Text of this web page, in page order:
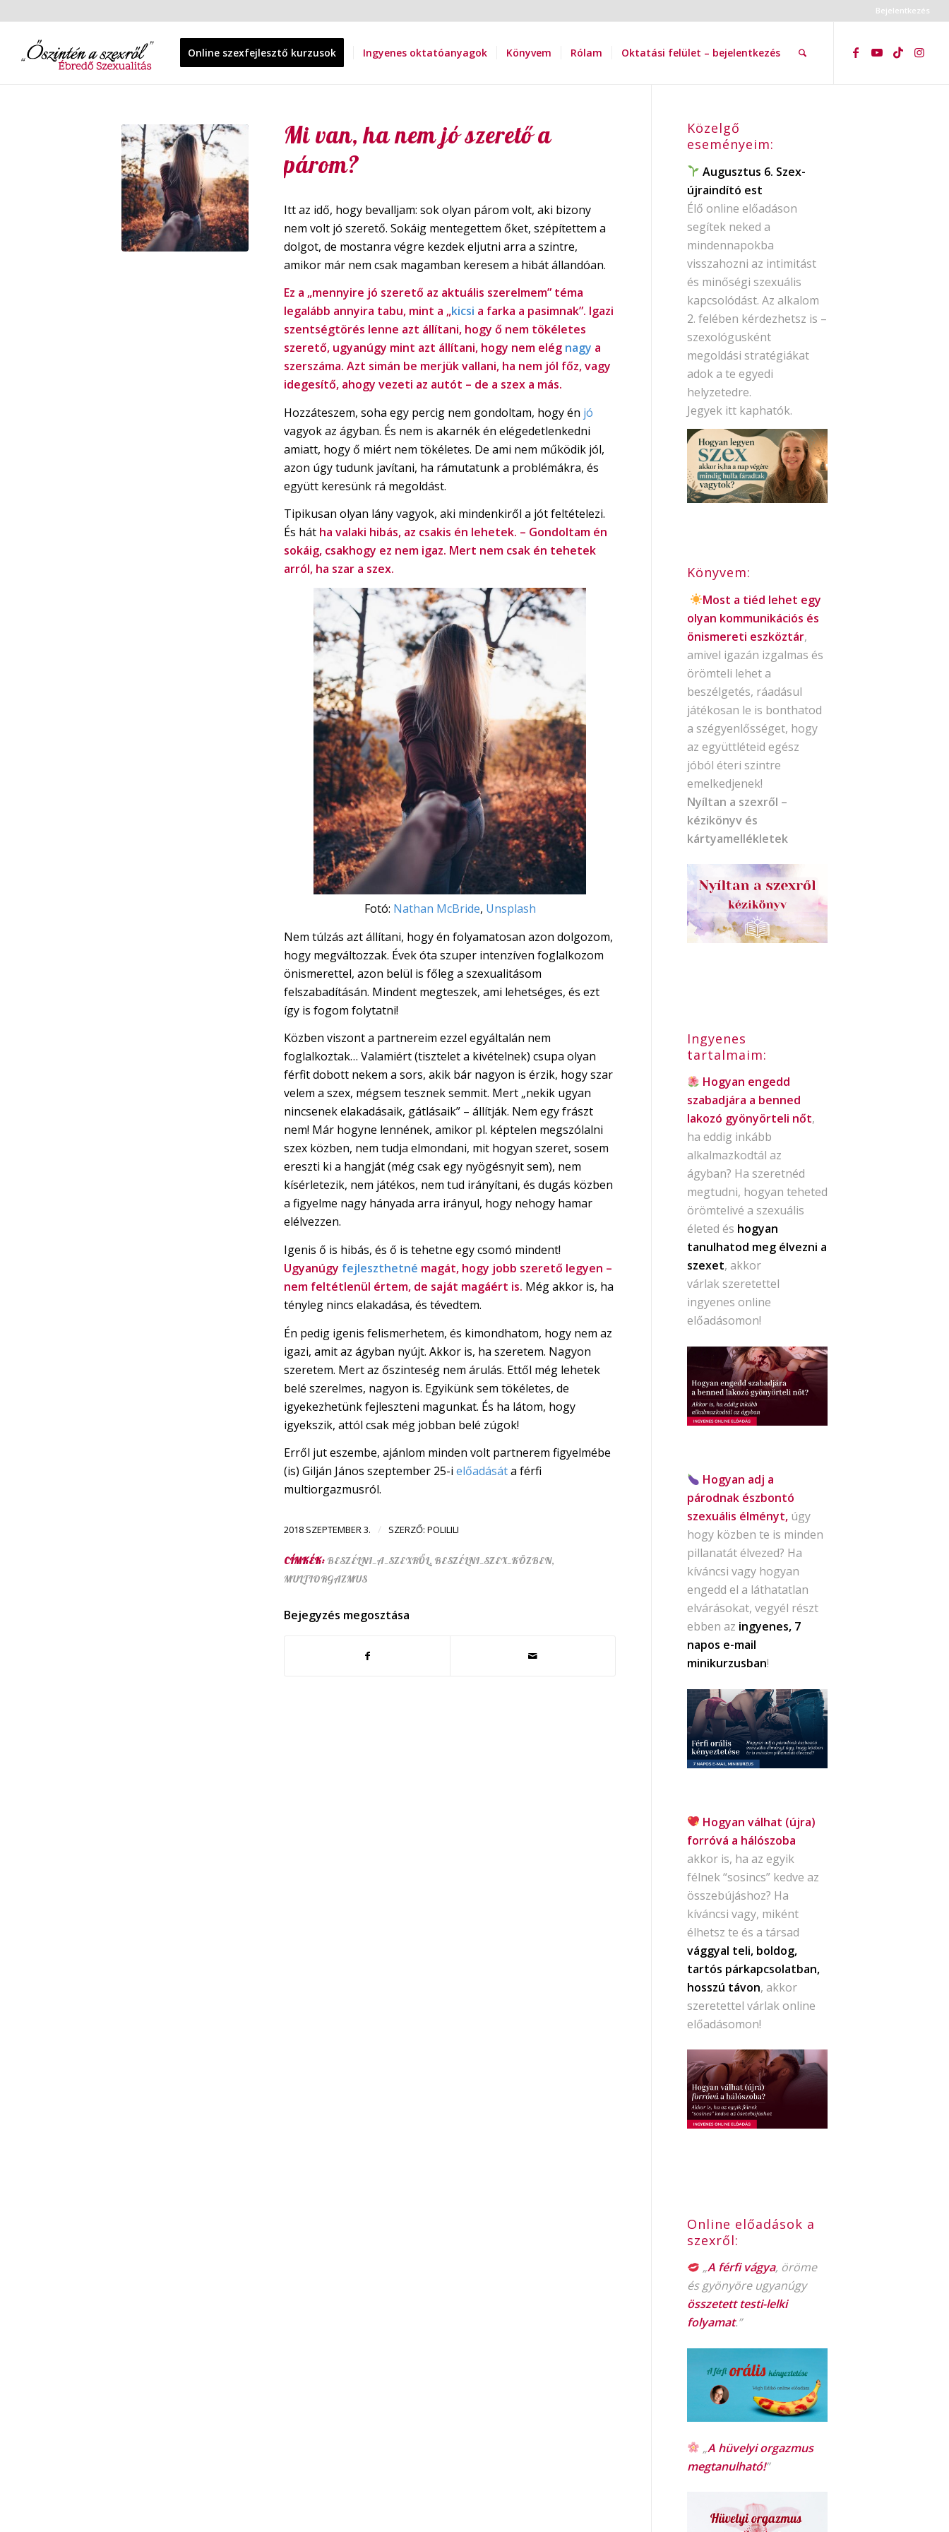
Bejelentkezés
Online szexfejlesztő kurzusok Ingyenes oktatóanyagok Könyvem Rólam Oktatási felület – bejelentkezés
Mi van, ha nem jó szerető a
párom?
Itt az idő, hogy bevalljam: sok olyan párom volt, aki bizony
nem volt jó szerető. Sokáig mentegettem őket, szépítettem a
dolgot, de mostanra végre kezdek eljutni arra a szintre,
amikor már nem csak magamban keresem a hibát állandóan.
Ez a „mennyire jó szerető az aktuális szerelmem” téma
legalább annyira tabu, mint a „kicsi a farka a pasimnak”. Igazi
szentségtörés lenne azt állítani, hogy ő nem tökéletes
szerető, ugyanúgy mint azt állítani, hogy nem elég nagy a
szerszáma. Azt simán be merjük vallani, ha nem jól főz, vagy
idegesítő, ahogy vezeti az autót – de a szex a más.
Hozzáteszem, soha egy percig nem gondoltam, hogy én jó
vagyok az ágyban. És nem is akarnék én elégedetlenkedni
amiatt, hogy ő miért nem tökéletes. De ami nem működik jól,
azon úgy tudunk javítani, ha rámutatunk a problémákra, és
együtt keresünk rá megoldást.
Tipikusan olyan lány vagyok, aki mindenkiről a jót feltételezi.
És hát ha valaki hibás, az csakis én lehetek. – Gondoltam én
sokáig, csakhogy ez nem igaz. Mert nem csak én tehetek
arról, ha szar a szex.
Fotó: Nathan McBride, Unsplash
Nem túlzás azt állítani, hogy én folyamatosan azon dolgozom,
hogy megváltozzak. Évek óta szuper intenzíven foglalkozom
önismerettel, azon belül is főleg a szexualitásom
felszabadításán. Mindent megteszek, ami lehetséges, és ezt
így is fogom folytatni!
Közben viszont a partnereim ezzel egyáltalán nem
foglalkoztak… Valamiért (tisztelet a kivételnek) csupa olyan
férfit dobott nekem a sors, akik bár nagyon is érzik, hogy szar
velem a szex, mégsem tesznek semmit. Mert „nekik ugyan
nincsenek elakadásaik, gátlásaik” – állítják. Nem egy frászt
nem! Már hogyne lennének, amikor pl. képtelen megszólalni
szex közben, nem tudja elmondani, mit hogyan szeret, sosem
ereszti ki a hangját (még csak egy nyögésnyit sem), nem
kísérletezik, nem játékos, nem tud irányítani, és dugás közben
a figyelme nagy hányada arra irányul, hogy nehogy hamar
elélvezzen.
Igenis ő is hibás, és ő is tehetne egy csomó mindent!
Ugyanúgy fejleszthetné magát, hogy jobb szerető legyen –
nem feltétlenül értem, de saját magáért is. Még akkor is, ha
tényleg nincs elakadása, és tévedtem.
Én pedig igenis felismerhetem, és kimondhatom, hogy nem az
igazi, amit az ágyban nyújt. Akkor is, ha szeretem. Nagyon
szeretem. Mert az őszinteség nem árulás. Ettől még lehetek
belé szerelmes, nagyon is. Egyikünk sem tökéletes, de
igyekezhetünk fejleszteni magunkat. És ha látom, hogy
igyekszik, attól csak még jobban belé zúgok!
Erről jut eszembe, ajánlom minden volt partnerem figyelmébe
(is) Gilján János szeptember 25-i előadásáta férfi
multiorgazmusról.
2018 SZEPTEMBER 3. / SZERZŐ: POLILILI
CÍMKÉK: BESZÉLNI_A_SZEXRŐL, BESZÉLNI_SZEX_KÖZBEN,
MULTIORGAZMUS
Bejegyzés megosztása
Közelgő
eseményeim:
Augusztus 6. Szex-
újraindító est
Élő online előadáson
segítek neked a
mindennapokba
visszahozni az intimitást
és minőségi szexuális
kapcsolódást. Az alkalom
2. felében kérdezhetsz is –
szexológusként
megoldási stratégiákat
adok a te egyedi
helyzetedre.
Jegyek itt kaphatók.
Könyvem:
Most a tiéd lehet egy
olyan kommunikációs és
önismereti eszköztár,
amivel igazán izgalmas és
örömteli lehet a
beszélgetés, ráadásul
játékosan le is bonthatod
a szégyenlősséget, hogy
az együttléteid egész
jóból éteri szintre
emelkedjenek!
Nyíltan a szexről –
kézikönyv és
kártyamellékletek
Ingyenes
tartalmaim:
Hogyan engedd
szabadjára a benned
lakozó gyönyörteli nőt,
ha eddig inkább
alkalmazkodtál az
ágyban? Ha szeretnéd
megtudni, hogyan teheted
örömtelivé a szexuális
életed és hogyan
tanulhatod meg élvezni a
szexet, akkor
várlak szeretettel
ingyenes online
előadásomon!
Hogyan adj a
párodnak észbontó
szexuális élményt, úgy
hogy közben te is minden
pillanatát élvezed? Ha
kíváncsi vagy hogyan
engedd el a láthatatlan
elvárásokat, vegyél részt
ebben az ingyenes, 7
napos e-mail
minikurzusban!
Hogyan válhat (újra)
forróvá a hálószoba
akkor is, ha az egyik
félnek “sosincs” kedve az
összebújáshoz? Ha
kíváncsi vagy, miként
élhetsz te és a társad
vággyal teli, boldog,
tartós párkapcsolatban,
hosszú távon, akkor
szeretettel várlak online
előadásomon!
Online előadások a
szexről:
„A férfi vágya, öröme
és gyönyöre ugyanúgy
összetett testi-lelki
folyamat.”
„A hüvelyi orgazmus
megtanulható!”